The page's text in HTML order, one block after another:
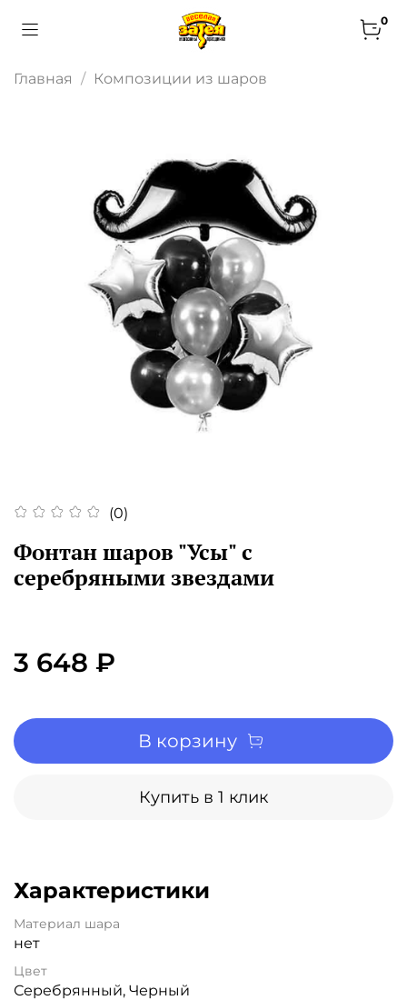
0
Главная Композиции из шаров
(0)
Фонтан шаров "Усы" с
серебряными звездами
3 648 ₽
В корзину
Купить в 1 клик
Характеристики
Материал шара
нет
Цвет
Серебрянный, Черный